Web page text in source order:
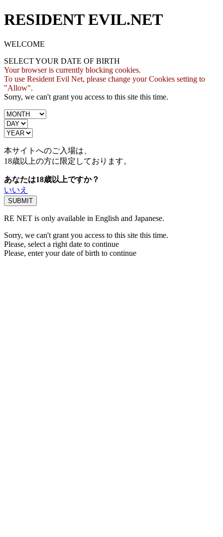
RESIDENT EVIL.NET
WELCOME
SELECT YOUR DATE OF BIRTH
Your browser is currently blocking cookies.
To use Resident Evil Net, please change your Cookies setting to
"Allow".
Sorry, we can't grant you access to this site this time.
本サイトへのご入場は、
18歳以上の方に限定しております。
あなたは18歳以上ですか？
いいえ
RE NET is only available in English and Japanese.
Sorry, we can't grant you access to this site this time.
Please, select a right date to continue
Please, enter your date of birth to continue